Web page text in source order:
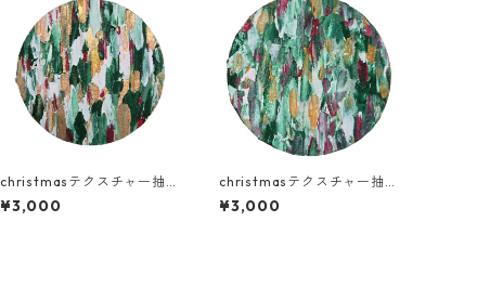
christmasテクスチャー抽象
画【丸キャンバスA】
¥3,000
christmasテクスチャー抽象
画【丸キャンバスB】
¥3,000